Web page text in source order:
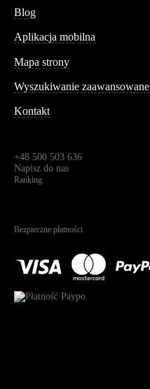
Blog
Aplikacja mobilna
Mapa strony
Wyszukiwanie zaawansowane
Kontakt
+48 500 503 636
Napisz do nas
Ranking
Bezpieczne płatności